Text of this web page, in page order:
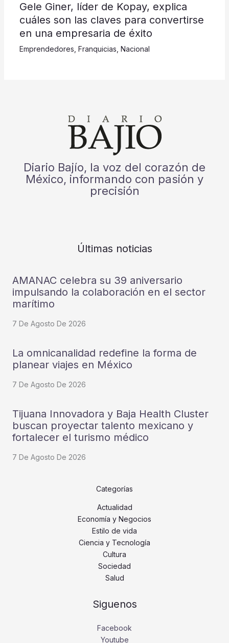
Gele Giner, líder de Kopay, explica
cuáles son las claves para convertirse
en una empresaria de éxito
Emprendedores Franquicias Nacional
Diario Bajío, la voz del corazón de
México, informando con pasión y
precisión
Últimas noticias
AMANAC celebra su 39 aniversario
impulsando la colaboración en el sector
marítimo
7 De Agosto De 2026
La omnicanalidad redefine la forma de
planear viajes en México
7 De Agosto De 2026
Tijuana Innovadora y Baja Health Cluster
buscan proyectar talento mexicano y
fortalecer el turismo médico
7 De Agosto De 2026
Categorías
Actualidad
Economía y Negocios
Estilo de vida
Ciencia y Tecnología
Cultura
Sociedad
Salud
Siguenos
Facebook
Youtube